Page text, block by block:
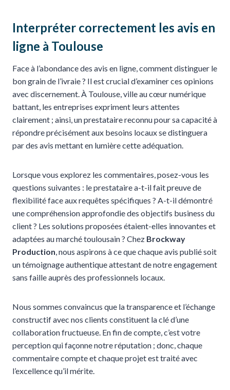
Interpréter correctement les avis en
ligne à Toulouse
Face à l’abondance des avis en ligne, comment distinguer le
bon grain de l’ivraie ? Il est crucial d’examiner ces opinions
avec discernement. À Toulouse, ville au cœur numérique
battant, les entreprises expriment leurs attentes
clairement ; ainsi, un prestataire reconnu pour sa capacité à
répondre précisément aux besoins locaux se distinguera
par des avis mettant en lumière cette adéquation.
Lorsque vous explorez les commentaires, posez-vous les
questions suivantes : le prestataire a-t-il fait preuve de
flexibilité face aux requêtes spécifiques ? A-t-il démontré
une compréhension approfondie des objectifs business du
client ? Les solutions proposées étaient-elles innovantes et
adaptées au marché toulousain ? Chez Brockway
Production , nous aspirons à ce que chaque avis publié soit
un témoignage authentique attestant de notre engagement
sans faille auprès des professionnels locaux.
Nous sommes convaincus que la transparence et l’échange
constructif avec nos clients constituent la clé d’une
collaboration fructueuse. En fin de compte, c’est votre
perception qui façonne notre réputation ; donc, chaque
commentaire compte et chaque projet est traité avec
l’excellence qu’il mérite.